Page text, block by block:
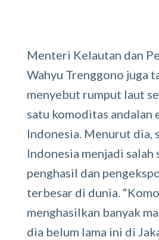
Menteri Kelautan dan
Wahyu Trenggono juga
menyebut rumput laut
satu komoditas andalan
Indonesia. Menurut dia,
Indonesia menjadi salah
penghasil dan
terbesar di dunia.
menghasilkan banyak
dia belum lama ini di